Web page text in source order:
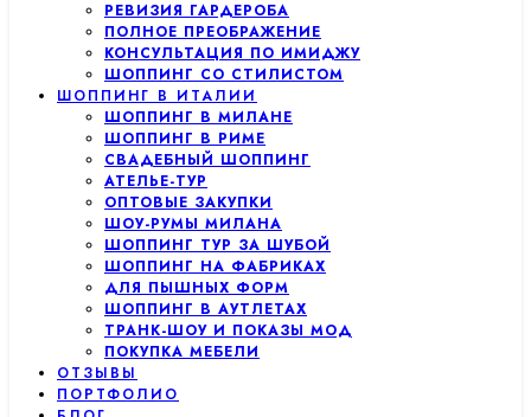
РЕВИЗИЯ ГАРДЕРОБА
ПОЛНОЕ ПРЕОБРАЖЕНИЕ
КОНСУЛЬТАЦИЯ ПО ИМИДЖУ
ШОППИНГ СО СТИЛИСТОМ
ШОППИНГ В ИТАЛИИ
ШОППИНГ В МИЛАНЕ
ШОППИНГ В РИМЕ
СВАДЕБНЫЙ ШОППИНГ
АТЕЛЬЕ-ТУР
ОПТОВЫЕ ЗАКУПКИ
ШОУ-РУМЫ МИЛАНА
ШОППИНГ ТУР ЗА ШУБОЙ
ШОППИНГ НА ФАБРИКАХ
ДЛЯ ПЫШНЫХ ФОРМ
ШОППИНГ В АУТЛЕТАХ
ТРАНК-ШОУ И ПОКАЗЫ МОД
ПОКУПКА МЕБЕЛИ
ОТЗЫВЫ
ПОРТФОЛИО